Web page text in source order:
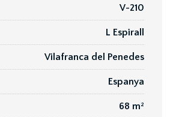
V-210
L Espirall
Vilafranca del Penedes
Espanya
68 m²